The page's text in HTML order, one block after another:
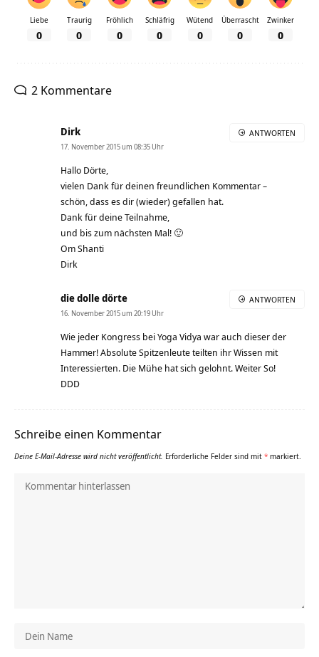
Liebe
0
Traurig
0
Fröhlich
0
Schläfrig
0
Wütend
0
Überrascht
0
Zwinker
0
2 Kommentare
Dirk
17. November 2015 um 08:35 Uhr
Hallo Dörte,
vielen Dank für deinen freundlichen Kommentar –
schön, dass es dir (wieder) gefallen hat.
Dank für deine Teilnahme,
und bis zum nächsten Mal! 🙂
Om Shanti
Dirk
ANTWORTEN
die dolle dörte
16. November 2015 um 20:19 Uhr
Wie jeder Kongress bei Yoga Vidya war auch dieser der
Hammer! Absolute Spitzenleute teilten ihr Wissen mit
Interessierten. Die Mühe hat sich gelohnt. Weiter So!
DDD
ANTWORTEN
Schreibe einen Kommentar
Deine E-Mail-Adresse wird nicht veröffentlicht. Erforderliche Felder sind mit * markiert.